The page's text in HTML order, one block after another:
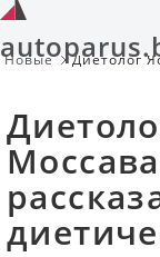
Новые
Диетолог